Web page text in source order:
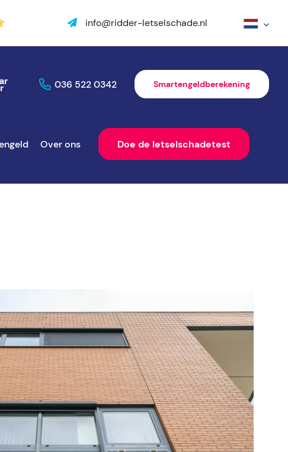
info@ridder-letselschade.nl
036 522 0342 Smartengeldberekening
Over ons Doe de letselschadetest